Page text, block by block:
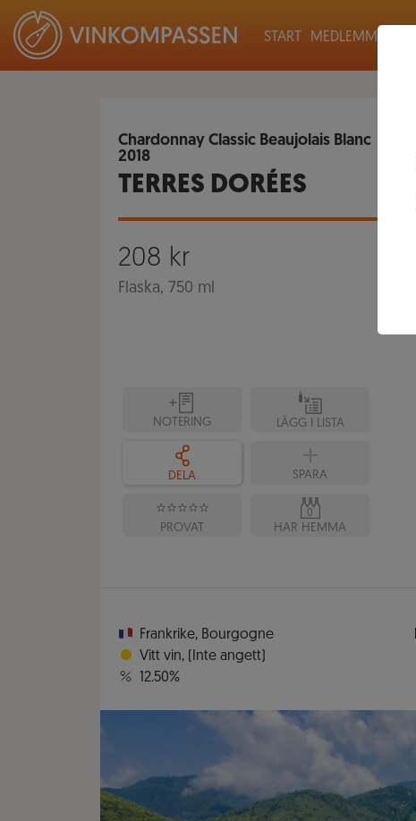
START MEDLEMMAR
Chardonnay Classic Beaujolais Blanc
2018
TERRES DORÉES
208 kr
Flaska, 750 ml
NOTERING LÄGG I LISTA
DELA SPARA
PROVAT
0
HAR HEMMA
Frankrike, Bourgogne
Vitt vin,
(Inte angett)
12.50%